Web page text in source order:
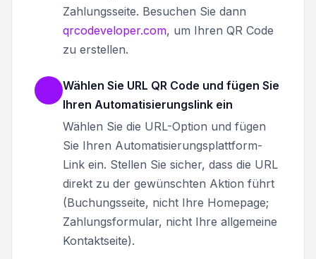
Zahlungsseite. Besuchen Sie dann
qrcodeveloper.com, um Ihren QR Code
zu erstellen.
Wählen Sie URL QR Code und fügen Sie
Ihren Automatisierungslink ein
Wählen Sie die URL-Option und fügen
Sie Ihren Automatisierungsplattform-
Link ein. Stellen Sie sicher, dass die URL
direkt zu der gewünschten Aktion führt
(Buchungsseite, nicht Ihre Homepage;
Zahlungsformular, nicht Ihre allgemeine
Kontaktseite).